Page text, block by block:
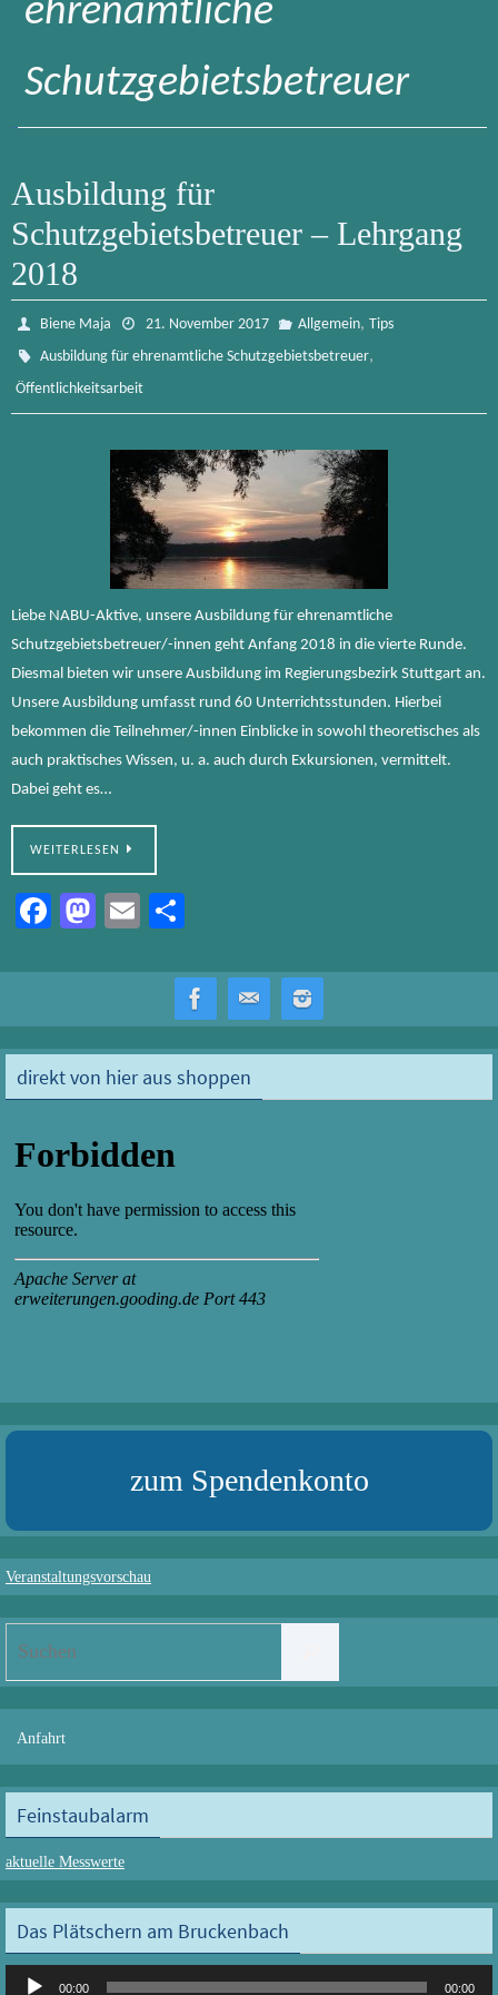
ehrenamtliche
Schutzgebietsbetreuer
Ausbildung für
Schutzgebietsbetreuer – Lehrgang
2018
Biene Maja 21. November 2017 Allgemein, Tips
Ausbildung für ehrenamtliche Schutzgebietsbetreuer,
Öffentlichkeitsarbeit
Liebe NABU-Aktive, unsere Ausbildung für ehrenamtliche
Schutzgebietsbetreuer/-innen geht Anfang 2018 in die vierte Runde.
Diesmal bieten wir unsere Ausbildung im Regierungsbezirk Stuttgart an.
Unsere Ausbildung umfasst rund 60 Unterrichtsstunden. Hierbei
bekommen die Teilnehmer/-innen Einblicke in sowohl theoretisches als
auch praktisches Wissen, u. a. auch durch Exkursionen, vermittelt.
Dabei geht es…
WEITERLESEN
Fa
b
o
ok
M
to
d
o
n
E
ail n
direkt von hier aus shoppen
zum Spendenkonto
Veranstaltungsvorschau
Anfahrt
Feinstaubalarm
aktuelle Messwerte
Das Plätschern am Bruckenbach
Audio-
00:00 00:00